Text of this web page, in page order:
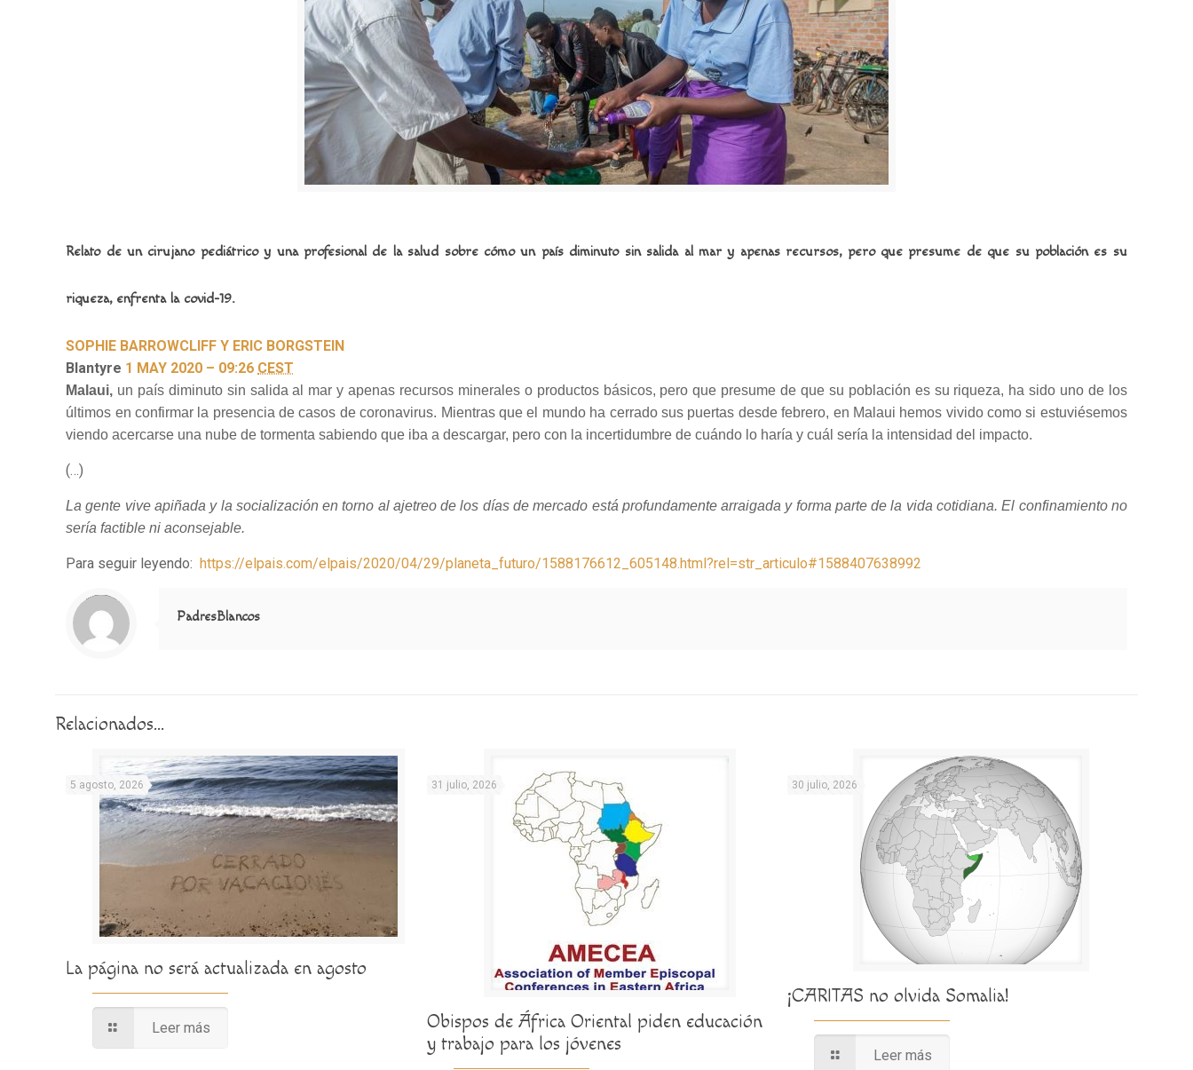
Relato de un cirujano pediátrico y una profesional de la salud sobre cómo un país diminuto sin salida al mar y apenas recursos, pero que presume de que su población es su
riqueza, enfrenta la covid-19.
SOPHIE BARROWCLIFF Y ERIC BORGSTEIN
Blantyre 1 MAY 2020 – 09:26 CEST
Malaui, un país diminuto sin salida al mar y apenas recursos minerales o productos básicos, pero que presume de que su población es su riqueza, ha sido uno de los
últimos en confirmar la presencia de casos de coronavirus. Mientras que el mundo ha cerrado sus puertas desde febrero, en Malaui hemos vivido como si estuviésemos
viendo acercarse una nube de tormenta sabiendo que iba a descargar, pero con la incertidumbre de cuándo lo haría y cuál sería la intensidad del impacto.
(…)
La gente vive apiñada y la socialización en torno al ajetreo de los días de mercado está profundamente arraigada y forma parte de la vida cotidiana. El confinamiento no
sería factible ni aconsejable.
Para seguir leyendo:https://elpais.com/elpais/2020/04/29/planeta_futuro/1588176612_605148.html?rel=str_articulo#1588407638992
Notice
: Trying to access array offset on value of type null in
/home/misioner/public_html/padresblancos/themes/betheme/includes/content-single.php
on line
286
PadresBlancos
Relacionados...
5 agosto, 2026
La página no será actualizada en agosto
Leer más
31 julio, 2026
Obispos de África Oriental piden educación
y trabajo para los jóvenes
30 julio, 2026
¡CARITAS no olvida Somalia!
Leer más